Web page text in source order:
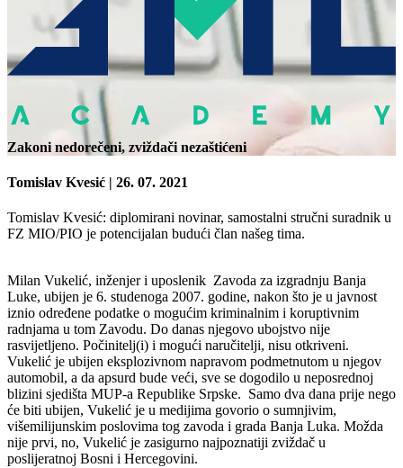
Zakoni nedorečeni, zviždači nezaštićeni
Tomislav Kvesić | 26. 07. 2021
Tomislav Kvesić: diplomirani novinar, samostalni stručni suradnik u
FZ MIO/PIO je potencijalan budući član našeg tima.
Milan Vukelić, inženjer i uposlenik Zavoda za izgradnju Banja
Luke, ubijen je 6. studenoga 2007. godine, nakon što je u javnost
iznio određene podatke o mogućim kriminalnim i koruptivnim
radnjama u tom Zavodu. Do danas njegovo ubojstvo nije
rasvijetljeno. Počinitelj(i) i mogući naručitelji, nisu otkriveni.
Vukelić je ubijen eksplozivnom napravom podmetnutom u njegov
automobil, a da apsurd bude veći, sve se dogodilo u neposrednoj
blizini sjedišta MUP-a Republike Srpske. Samo dva dana prije nego
će biti ubijen, Vukelić je u medijima govorio o sumnjivim,
višemilijunskim poslovima tog zavoda i grada Banja Luka. Možda
nije prvi, no, Vukelić je zasigurno najpoznatiji zviždač u
poslijeratnoj Bosni i Hercegovini.